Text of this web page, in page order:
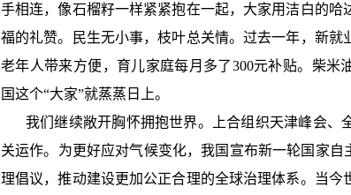
手相连，像石榴籽一样紧紧抱在一起，大家用洁白的
福的礼赞。民生无小事，枝叶总关情。过去一年，新
老年人带来方便，育儿家庭每月多了300元补贴。柴米
国这个“大家”就蒸蒸日上。
我们继续敞开胸怀拥抱世界。上合组织天津峰会、
关运作。为更好应对气候变化，我国宣布新一轮国家自
理倡议，推动建设更加公正合理的全球治理体系。当